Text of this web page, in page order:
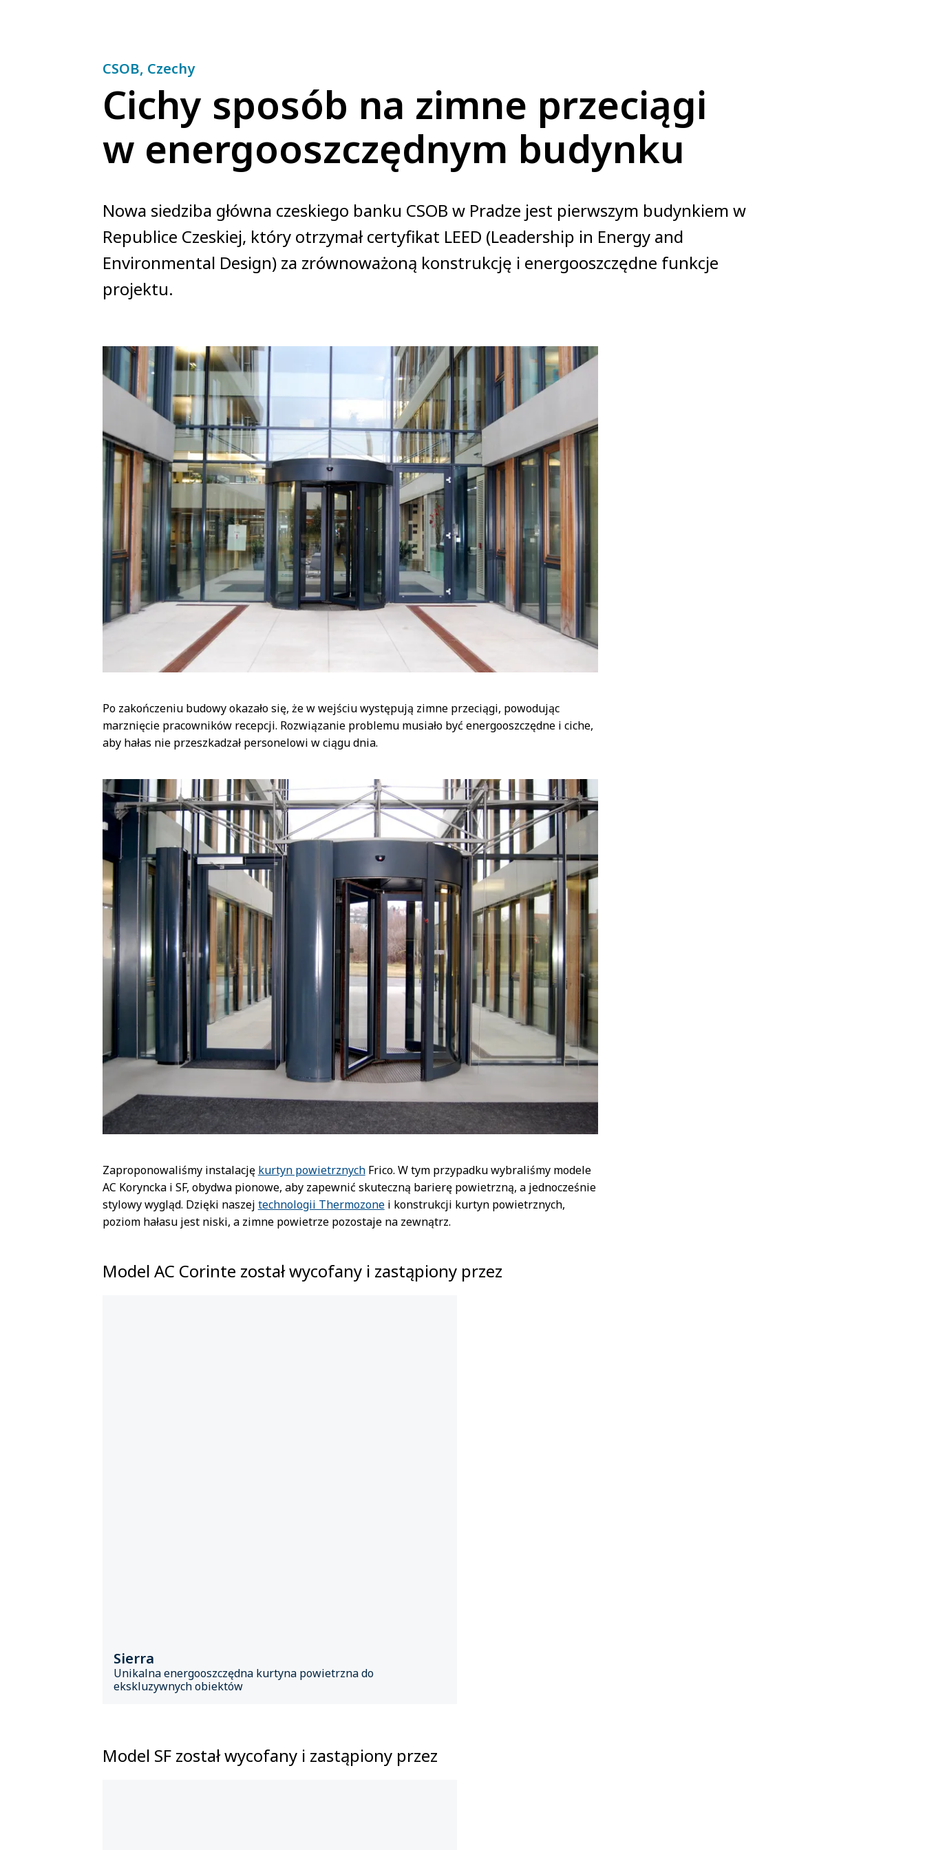
Cichy sposób na zimne przeciągi
w energooszczędnym budynku
CSOB, Czechy
Nowa siedziba główna czeskiego banku CSOB w Pradze jest pierwszym budynkiem w
Republice Czeskiej, który otrzymał certyfikat LEED (Leadership in Energy and
Environmental Design) za zrównoważoną konstrukcję i energooszczędne funkcje
projektu.
Po zakończeniu budowy okazało się, że w wejściu występują zimne przeciągi, powodując
marznięcie pracowników recepcji. Rozwiązanie problemu musiało być energooszczędne i ciche,
aby hałas nie przeszkadzał personelowi w ciągu dnia.
Zaproponowaliśmy instalację kurtyn powietrznychFrico. W tym przypadku wybraliśmy modele
AC Koryncka i SF, obydwa pionowe, aby zapewnić skuteczną barierę powietrzną, a jednocześnie
stylowy wygląd. Dzięki naszej technologii Thermozonei konstrukcji kurtyn powietrznych,
poziom hałasu jest niski, a zimne powietrze pozostaje na zewnątrz.
Model AC Corinte został wycofany i zastąpiony przez
Sierra
Unikalna energooszczędna kurtyna powietrzna do
ekskluzywnych obiektów
Model SF został wycofany i zastąpiony przez